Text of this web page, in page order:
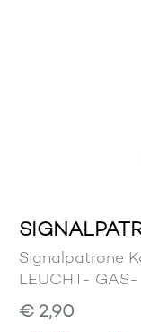
Signalpatrone
LEUCHT-
€ 2,90